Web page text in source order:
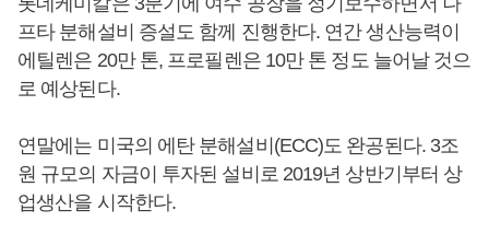
프타 분해설비 증설도 함께 진행한다. 연간 생산능력이
에틸렌은 20만 톤, 프로필렌은 10만 톤 정도 늘어날 것으
로 예상된다.
연말에는 미국의 에탄 분해설비(ECC)도 완공된다. 3조
원 규모의 자금이 투자된 설비로 2019년 상반기부터 상
업생산을 시작한다.